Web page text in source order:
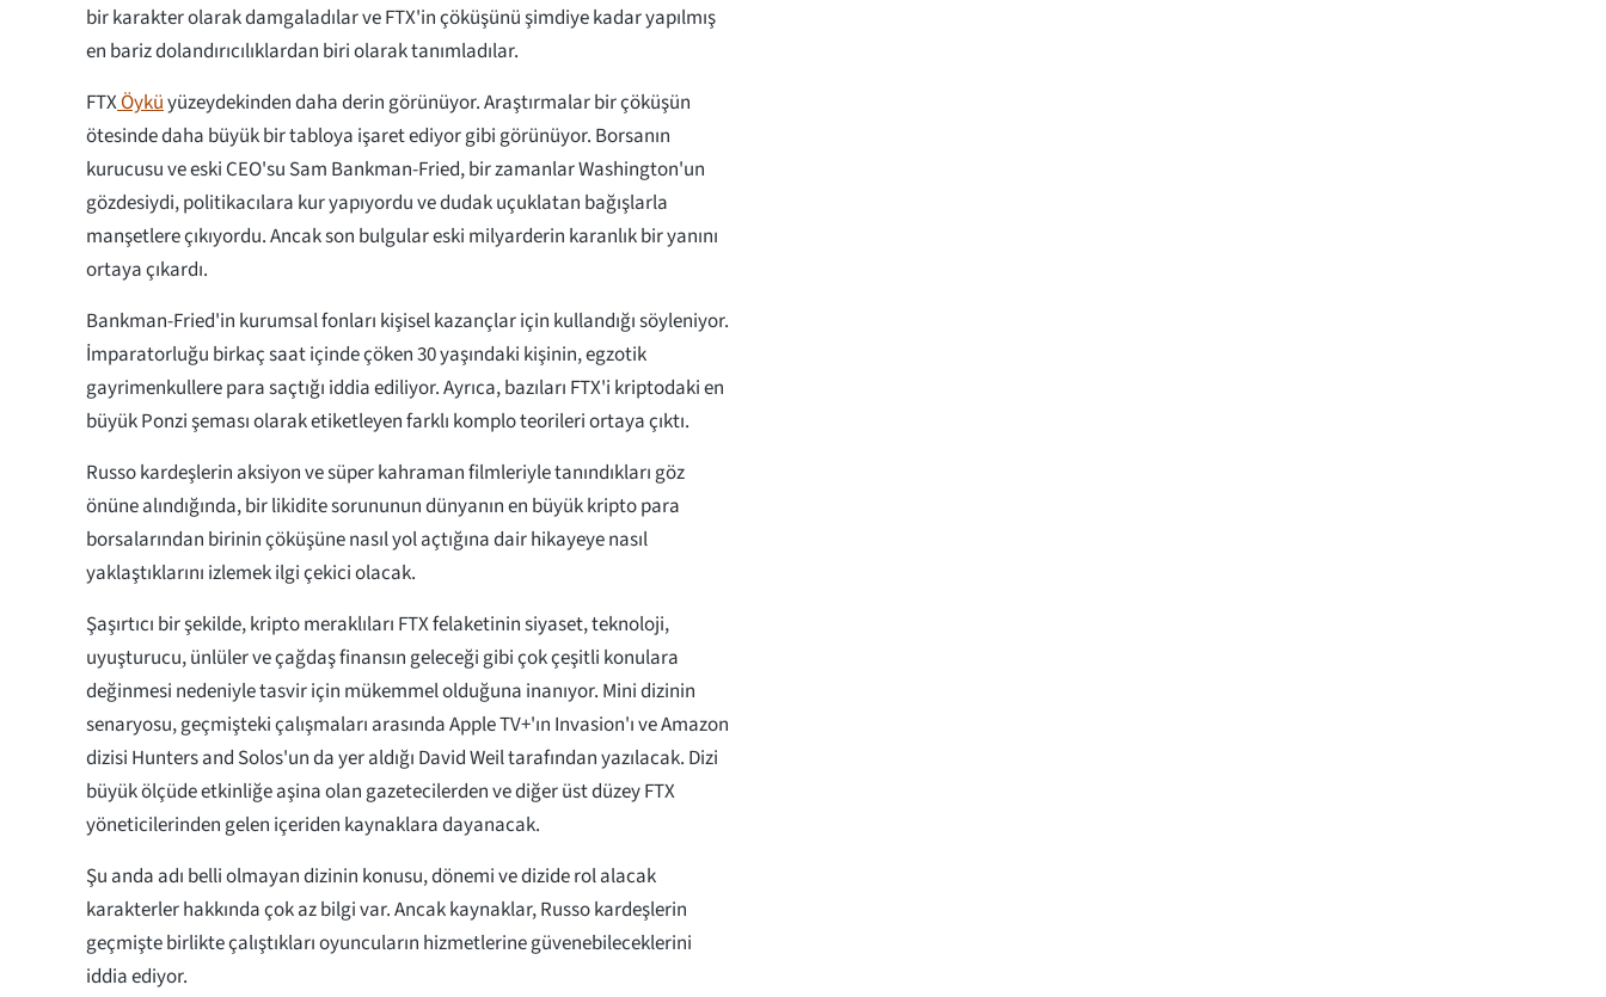
bir karakter olarak damgaladılar ve FTX'in çöküşünü şimdiye kadar yapılmış
en bariz dolandırıcılıklardan biri olarak tanımladılar.
FTXÖyküyüzeydekinden daha derin görünüyor. Araştırmalar bir çöküşün
ötesinde daha büyük bir tabloya işaret ediyor gibi görünüyor. Borsanın
kurucusu ve eski CEO'su Sam Bankman-Fried, bir zamanlar Washington'un
gözdesiydi, politikacılara kur yapıyordu ve dudak uçuklatan bağışlarla
manşetlere çıkıyordu. Ancak son bulgular eski milyarderin karanlık bir yanını
ortaya çıkardı.
Bankman-Fried'in kurumsal fonları kişisel kazançlar için kullandığı söyleniyor.
İmparatorluğu birkaç saat içinde çöken 30 yaşındaki kişinin, egzotik
gayrimenkullere para saçtığı iddia ediliyor. Ayrıca, bazıları FTX'i kriptodaki en
büyük Ponzi şeması olarak etiketleyen farklı komplo teorileri ortaya çıktı.
Russo kardeşlerin aksiyon ve süper kahraman filmleriyle tanındıkları göz
önüne alındığında, bir likidite sorununun dünyanın en büyük kripto para
borsalarından birinin çöküşüne nasıl yol açtığına dair hikayeye nasıl
yaklaştıklarını izlemek ilgi çekici olacak.
Şaşırtıcı bir şekilde, kripto meraklıları FTX felaketinin siyaset, teknoloji,
uyuşturucu, ünlüler ve çağdaş finansın geleceği gibi çok çeşitli konulara
değinmesi nedeniyle tasvir için mükemmel olduğuna inanıyor. Mini dizinin
senaryosu, geçmişteki çalışmaları arasında Apple TV+'ın Invasion'ı ve Amazon
dizisi Hunters and Solos'un da yer aldığı David Weil tarafından yazılacak. Dizi
büyük ölçüde etkinliğe aşina olan gazetecilerden ve diğer üst düzey FTX
yöneticilerinden gelen içeriden kaynaklara dayanacak.
Şu anda adı belli olmayan dizinin konusu, dönemi ve dizide rol alacak
karakterler hakkında çok az bilgi var. Ancak kaynaklar, Russo kardeşlerin
geçmişte birlikte çalıştıkları oyuncuların hizmetlerine güvenebileceklerini
iddia ediyor.